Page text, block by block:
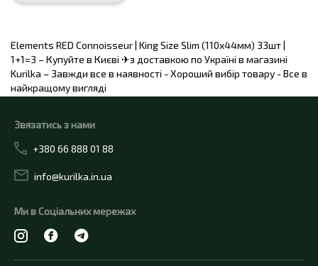
Elements RED Connoisseur | King Size Slim (110х44мм) 33шт |
1+1=3 – Купуйте в Києві ✈з доставкою по Україні в магазині
Kurilka – Завжди все в наявності - Хороший вибір товару - Все в
найкращому вигляді
Звязатись з нами
+380 66 888 01 88
info@kurilka.in.ua
Ми в Соціальних мережах